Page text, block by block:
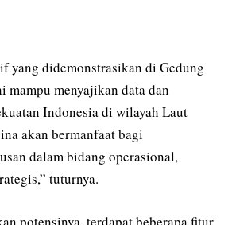
yang didemonstrasikan di Gedung
mampu menyajikan data dan
Indonesia di wilayah Laut
akan bermanfaat bagi
dalam bidang operasional,
tuturnya.
potensinya, terdapat beberapa fitur